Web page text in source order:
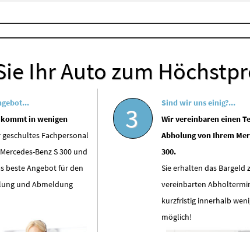
Ihr Auto zum
in wenigen
geschultes Fachpersonal
Benz S 300 und
beste Angebot für den
und Abmeldung
3
Sind wir uns einig?...
Wir vereinbaren einen
Abholung von Ihrem
300.
Sie erhalten das Bargeld
vereinbarten
kurzfristig innerhalb
möglich!